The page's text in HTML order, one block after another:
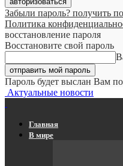
Забыли пароль? получить
Политика
восстановление пароля
Восстановите свой пароль
Пароль будет выслан Вам
Актуальные новости
Главная
В мире